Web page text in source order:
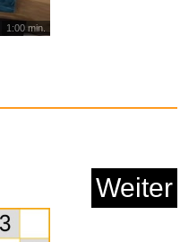
1:00 min.
Weiter